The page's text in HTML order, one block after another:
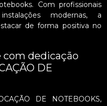
Com profissionais
modernas, a
de forma positiva no
com dedicação
DE
DE NOTEBOOKS,